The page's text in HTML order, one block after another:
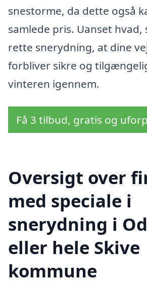
snestorme, da dette også
samlede pris. Uanset hvad,
rette snerydning, at dine
forbliver sikre og
vinteren igennem.
Få 3 tilbud, gratis og
Oversigt over
med speciale i
snerydning i
eller hele Skive
kommune